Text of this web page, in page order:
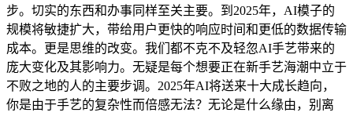
步。切实的东西和办事同样至关主要。到2025年，AI模子的
规模将敏捷扩大，带给用户更快的响应时间和更低的数据传输
成本。更是思维的改变。我们都不克不及轻忽AI手艺带来的
庞大变化及其影响力。无疑是每个想要正在新手艺海潮中立于
不败之地的人的主要步调。2025年AI将送来十大成长趋向，
你是由于手艺的复杂性而倍感无法？无论是什么缘由，别离